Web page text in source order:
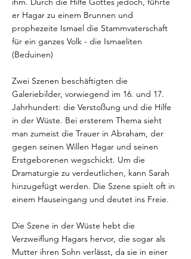
er Hagar zu einem Brunnen und
prophezeite Ismael die Stammvaterschaft
für ein ganzes Volk - die Ismaeliten
(Beduinen)
Zwei Szenen beschäftigten die
Galeriebilder, vorwiegend im 16. und 17.
Jahrhundert: die Verstoßung und die Hilfe
in der Wüste. Bei ersterem Thema sieht
man zumeist die Trauer in Abraham, der
gegen seinen Willen Hagar und seinen
Erstgeborenen wegschickt. Um die
Dramaturgie zu verdeutlichen, kann Sarah
hinzugefügt werden. Die Szene spielt oft in
einem Hauseingang und deutet ins Freie.
Die Szene in der Wüste hebt die
Verzweiflung Hagars hervor, die sogar als
Mutter ihren Sohn verlässt, da sie in einer